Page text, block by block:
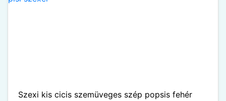
Szexi kis cicis szemüveges szép popsis fehér